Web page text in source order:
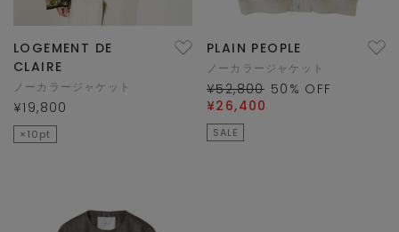
LOGEMENT DE
CLAIRE
ノーカラージャケット
¥19,800
×10pt
PLAIN PEOPLE
ノーカラージャケット
¥52,800 50 % OFF
¥26,400
SALE